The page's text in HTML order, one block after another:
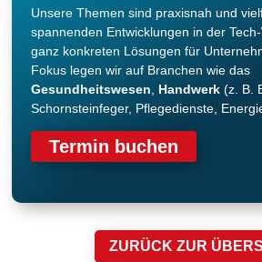
Unsere Themen sind praxisnah und
spannenden Entwicklungen in der
ganz konkreten Lösungen für
Fokus legen wir auf Branchen wie das
Gesundheitswesen
Handwerk (z. B.
Schornsteinfeger, Pflegedienste,
Termin buchen
ZURÜCK ZUR